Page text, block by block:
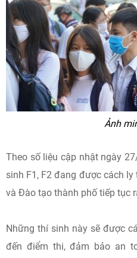
Ảnh
Theo số liệu cập nhật ngày
sinh F1, F2 đang được cách
và Đào tạo thành phố tiếp tục
Những thí sinh này sẽ được
đến điểm thi, đảm bảo an